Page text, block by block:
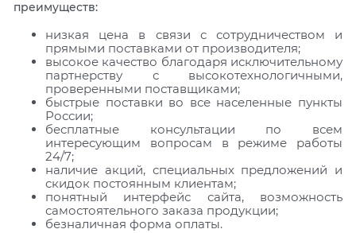
преимуществ:
низкая цена в связи с сотрудничеством и
прямыми поставками от производителя;
высокое качество благодаря исключительному
партнерству с высокотехнологичными,
проверенными поставщиками;
быстрые поставки во все населенные пункты
России;
бесплатные консультации по всем
интересующим вопросам в режиме работы
24/7;
наличие акций, специальных предложений и
скидок постоянным клиентам;
понятный интерфейс сайта, возможность
самостоятельного заказа продукции;
безналичная форма оплаты.